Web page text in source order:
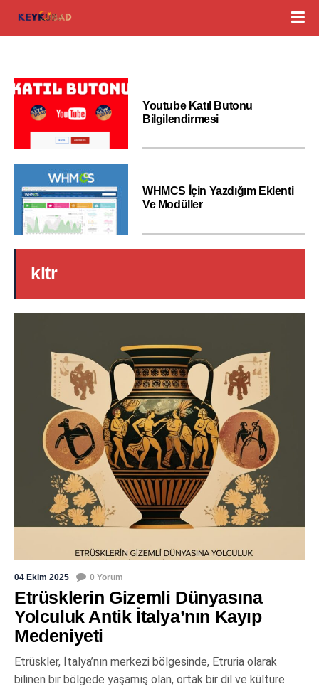
Youtube Katıl Butonu
Bilgilendirmesi
WHMCS İçin Yazdığım Eklenti
Ve Modüller
kltr
04 Ekim 2025 0 Yorum
Etrüsklerin Gizemli Dünyasına
Yolculuk Antik İtalya’nın Kayıp
Medeniyeti
Etrüskler, İtalya’nın merkezi bölgesinde, Etruria olarak
bilinen bir bölgede yaşamış olan, ortak bir dil ve kültüre